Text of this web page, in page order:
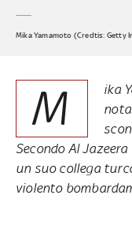
Mika Yamamoto (Credtis: Getty
M
ika
Secondo Al
un suo collega
violento